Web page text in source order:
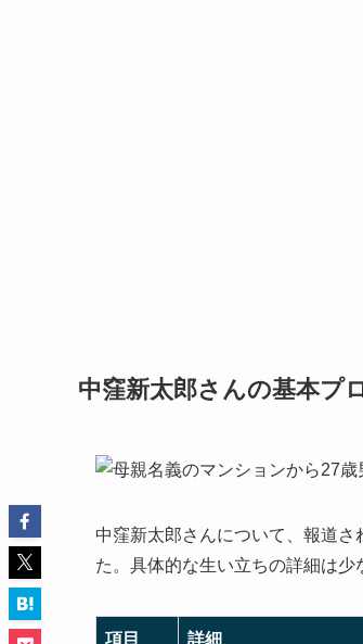
中窪新太郎さんの基本プ
中窪新太郎さんについて、報道
た。具体的な生い立ちの詳細は少
項目 詳細